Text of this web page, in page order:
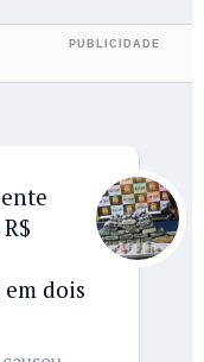
dois